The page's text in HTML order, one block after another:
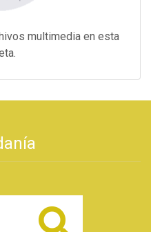
multimedia en esta
Buscar